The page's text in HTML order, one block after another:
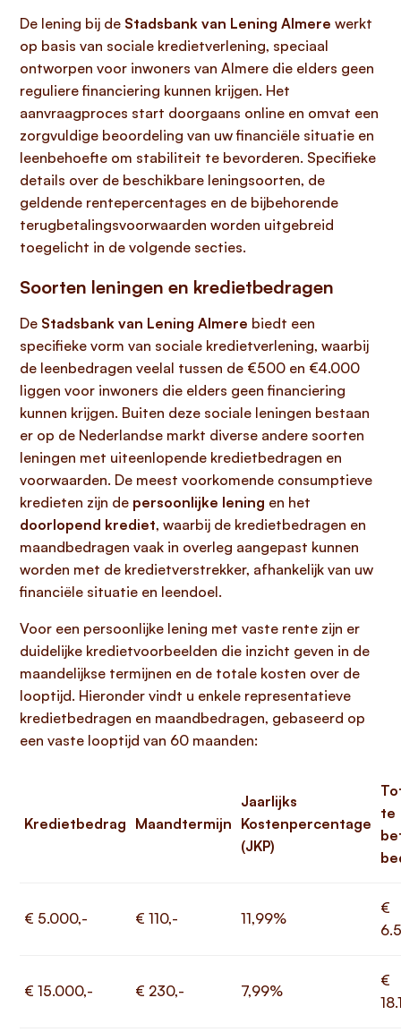
De lening bij de Stadsbank van Lening Almere werkt
op basis van sociale kredietverlening, speciaal
ontworpen voor inwoners van Almere die elders geen
reguliere financiering kunnen krijgen. Het
aanvraagproces start doorgaans online en omvat een
zorgvuldige beoordeling van uw financiële situatie en
leenbehoefte om stabiliteit te bevorderen. Specifieke
details over de beschikbare leningsoorten, de
geldende rentepercentages en de bijbehorende
terugbetalingsvoorwaarden worden uitgebreid
toegelicht in de volgende secties.
Soorten leningen en kredietbedragen
De Stadsbank van Lening Almere biedt een
specifieke vorm van sociale kredietverlening, waarbij
de leenbedragen veelal tussen de €500 en €4.000
liggen voor inwoners die elders geen financiering
kunnen krijgen. Buiten deze sociale leningen bestaan
er op de Nederlandse markt diverse andere soorten
leningen met uiteenlopende kredietbedragen en
voorwaarden. De meest voorkomende consumptieve
kredieten zijn de persoonlijke lening en het
doorlopend krediet, waarbij de kredietbedragen en
maandbedragen vaak in overleg aangepast kunnen
worden met de kredietverstrekker, afhankelijk van uw
financiële situatie en leendoel.
Voor een persoonlijke lening met vaste rente zijn er
duidelijke kredietvoorbeelden die inzicht geven in de
maandelijkse termijnen en de totale kosten over de
looptijd. Hieronder vindt u enkele representatieve
kredietbedragen en maandbedragen, gebaseerd op
een vaste looptijd van 60 maanden:
Kredietbedrag Maandtermijn
Jaarlijks
Kostenpercentage
(JKP)
te
€ 5.000,- € 110,- 11,99%
€
€ 15.000,- € 230,- 7,99%
€